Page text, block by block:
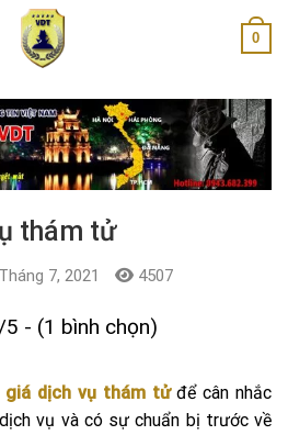
0
thám tử
7, 2021 4507
- (1 bình chọn)
giá dịch vụ thám tử để cân nhắc
vụ và có sự chuẩn bị trước về